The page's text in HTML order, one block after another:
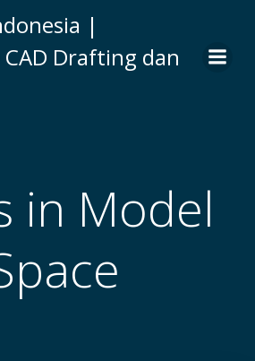
to
content
|
Drafting dan
in Model